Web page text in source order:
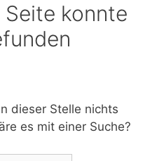
konnte
dieser Stelle nichts
es mit einer Suche?